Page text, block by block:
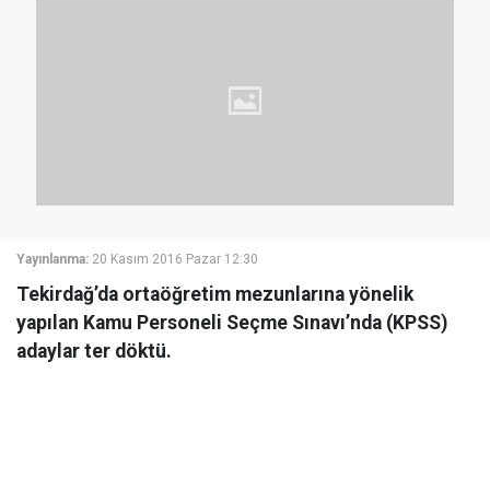
Yayınlanma: 20 Kasım 2016 Pazar 12:30
Tekirdağ’da ortaöğretim mezunlarına yönelik
yapılan Kamu Personeli Seçme Sınavı’nda (KPSS)
adaylar ter döktü.